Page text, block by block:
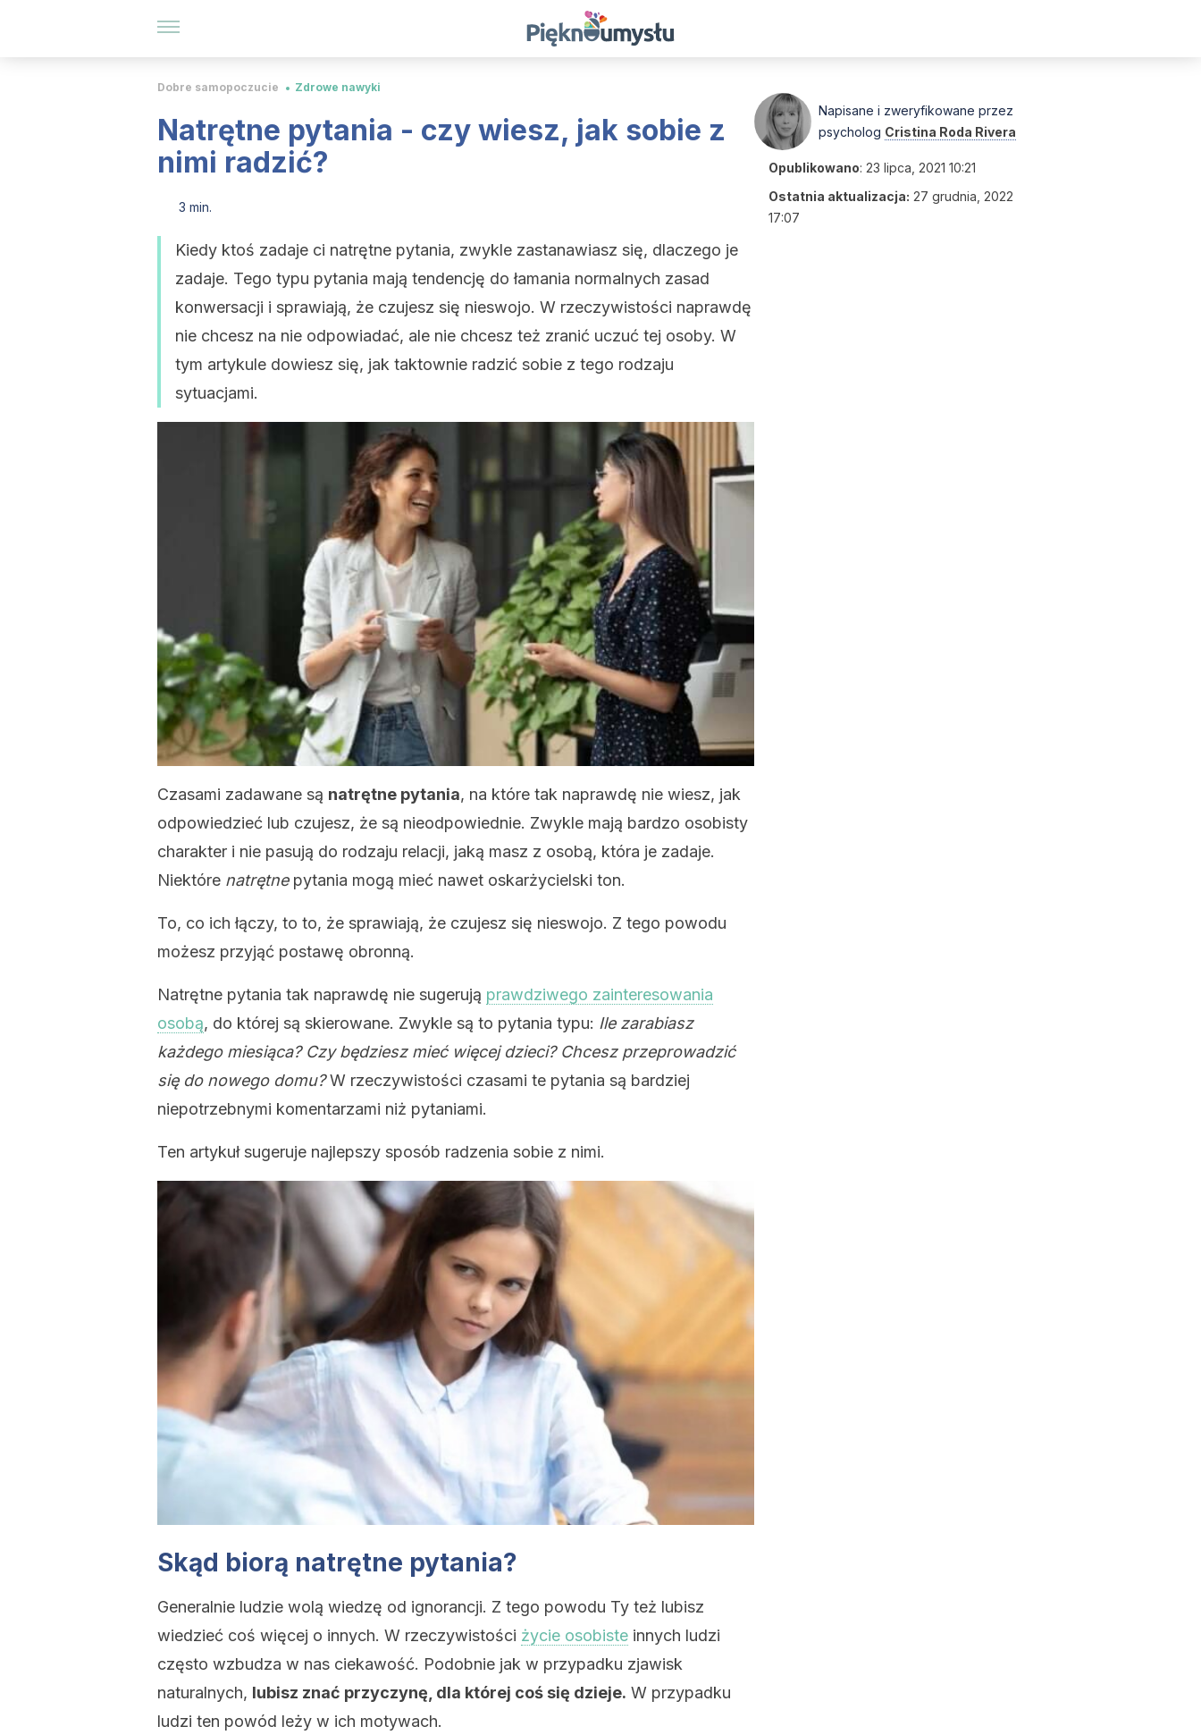
Dobre samopoczucie Zdrowe nawyki
Natrętne pytania - czy wiesz, jak sobie z
nimi radzić?
3 min.
Kiedy ktoś zadaje ci natrętne pytania, zwykle zastanawiasz się, dlaczego je
zadaje. Tego typu pytania mają tendencję do łamania normalnych zasad
konwersacji i sprawiają, że czujesz się nieswojo. W rzeczywistości naprawdę
nie chcesz na nie odpowiadać, ale nie chcesz też zranić uczuć tej osoby. W
tym artykule dowiesz się, jak taktownie radzić sobie z tego rodzaju
sytuacjami.
Czasami zadawane są natrętne pytania, na które tak naprawdę nie wiesz, jak
odpowiedzieć lub czujesz, że są nieodpowiednie. Zwykle mają bardzo osobisty
charakter i nie pasują do rodzaju relacji, jaką masz z osobą, która je zadaje.
Niektóre natrętnepytania mogą mieć nawet oskarżycielski ton.
To, co ich łączy, to to, że sprawiają, że czujesz się nieswojo. Z tego powodu
możesz przyjąć postawę obronną.
Natrętne pytania tak naprawdę nie sugerują prawdziwego zainteresowania
osobą, do której są skierowane. Zwykle są to pytania typu: Ile zarabiasz
każdego miesiąca? Czy będziesz mieć więcej dzieci? Chcesz przeprowadzić
się do nowego domu?W rzeczywistości czasami te pytania są bardziej
niepotrzebnymi komentarzami niż pytaniami.
Ten artykuł sugeruje najlepszy sposób radzenia sobie z nimi.
Skąd biorą natrętne pytania?
Generalnie ludzie wolą wiedzę od ignorancji. Z tego powodu Ty też lubisz
wiedzieć coś więcej o innych. W rzeczywistości życie osobiste innych ludzi
często wzbudza w nas ciekawość. Podobnie jak w przypadku zjawisk
naturalnych, lubisz znać przyczynę, dla której coś się dzieje. W przypadku
ludzi ten powód leży w ich motywach.
Napisane i zweryfikowane przez
psycholog Cristina Roda Rivera
Opublikowano: 23 lipca, 2021 10:21
Ostatnia aktualizacja: 27 grudnia, 2022
17:07